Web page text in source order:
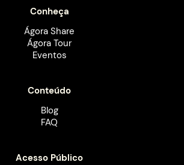
Conheça
Ágora Share
Ágora Tour
Eventos
Conteúdo
Blog
FAQ
Acesso Público